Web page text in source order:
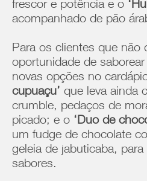
frescor e potência e o
acompanhado de pão
Para os clientes que não
oportunidade de
novas opções no
cupuaçu’ que leva ainda
crumble, pedaços de
picado; e o ‘Duo de
um fudge de chocolate
geleia de jabuticaba,
sabores.